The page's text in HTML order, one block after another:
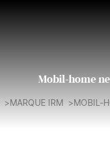
Mobil-home
MARQUE IRM MOBIL-